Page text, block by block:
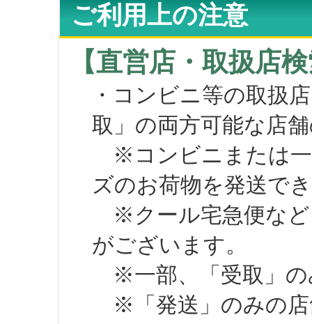
ご利用上の注意
【直営店・取扱店
・コンビニ等の取扱
取」の両方可能な店
※コンビニまたは一
ズのお荷物を発送で
※クール宅急便など
がございます。
※一部、「受取」の
※「発送」のみの店